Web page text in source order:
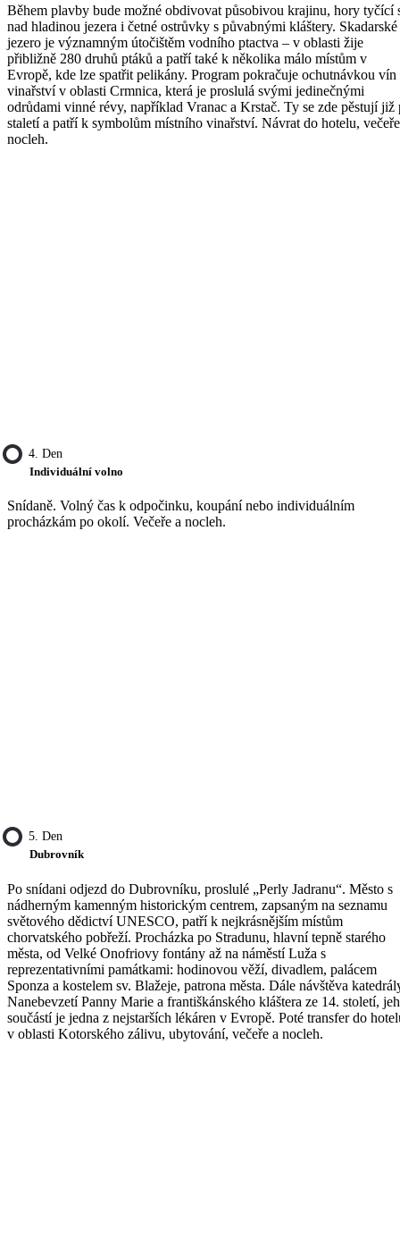
Během plavby bude možné obdivovat působivou krajinu, hory tyčící
nad hladinou jezera i četné ostrůvky s půvabnými kláštery. Skadarské
jezero je významným útočištěm vodního ptactva – v oblasti žije
přibližně 280 druhů ptáků a patří také k několika málo místům v
Evropě, kde lze spatřit pelikány. Program pokračuje ochutnávkou vín
vinařství v oblasti Crmnica, která je proslulá svými jedinečnými
odrůdami vinné révy, například Vranac a Krstač. Ty se zde pěstují již
staletí a patří k symbolům místního vinařství. Návrat do hotelu,
nocleh.
4. Den
Individuální volno
Snídaně. Volný čas k odpočinku, koupání nebo individuálním
procházkám po okolí. Večeře a nocleh.
5. Den
Dubrovník
Po snídani odjezd do Dubrovníku, proslulé „Perly Jadranu“. Město s
nádherným kamenným historickým centrem, zapsaným na seznamu
světového dědictví UNESCO, patří k nejkrásnějším místům
chorvatského pobřeží. Procházka po Stradunu, hlavní tepně starého
města, od Velké Onofriovy fontány až na náměstí Luža s
reprezentativními památkami: hodinovou věží, divadlem, palácem
Sponza a kostelem sv. Blažeje, patrona města. Dále návštěva
Nanebevzetí Panny Marie a františkánského kláštera ze 14. století,
součástí je jedna z nejstarších lékáren v Evropě. Poté transfer do
v oblasti Kotorského zálivu, ubytování, večeře a nocleh.